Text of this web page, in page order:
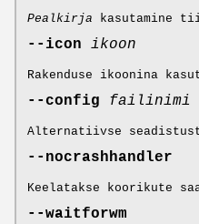
Pealkirja kasutamine
--icon ikoon
Rakenduse ikoonina
--config failinimi
Alternatiivse
--nocrashhandler
Keelatakse koorikute
--waitforwm